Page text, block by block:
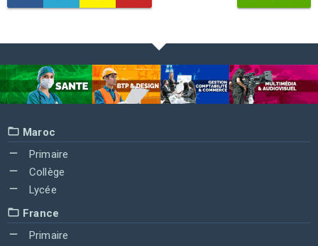
Maroc
Primaire
Collège
Lycée
France
Primaire